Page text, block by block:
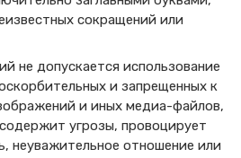
сокращений или
не допускается использование
и запрещенных к
и иных медиа-файлов,
угрозы, провоцирует
неуважительное отношение или